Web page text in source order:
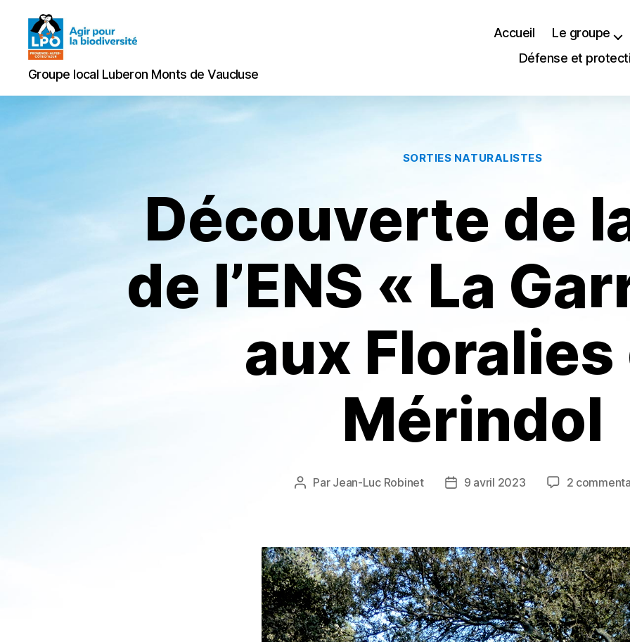
Groupe
local
Luberon
Groupe local Luberon Monts de Vaucluse
Accueil Le groupe
Défense et
Catégories
SORTIES NATURALISTES
Découverte de
de l’ENS « La
aux Floralies
Mérindol
Auteur
Par Jean-Luc Robinet
Date9 avril 2023 2